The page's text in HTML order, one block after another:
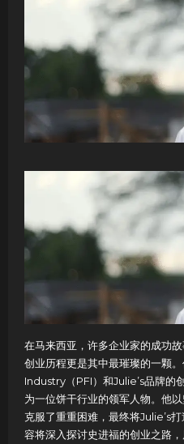
在马来西亚，许多企业家的成功
创业历程更是其中最璀璨的一颗
Industry（PFI）和Julie’s品牌的
为一位饼干行业的领军人物。他
克服了重重困难，最终将Julie’s
容将深入探讨史进福的创业之路